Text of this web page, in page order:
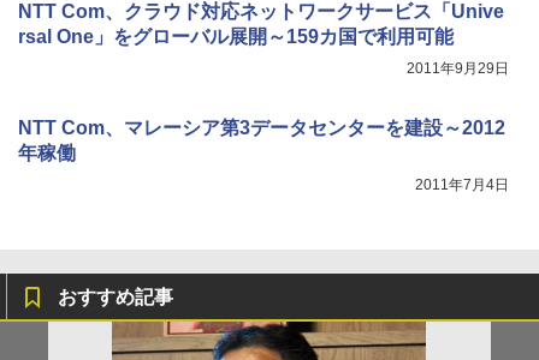
NTT Com、クラウド対応ネットワークサービス「Unive
rsal One」をグローバル展開～159カ国で利用可能
2011年9月29日
NTT Com、マレーシア第3データセンターを建設～2012
年稼働
2011年7月4日
おすすめ記事